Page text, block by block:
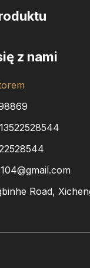
z nami
13522528544
Road,